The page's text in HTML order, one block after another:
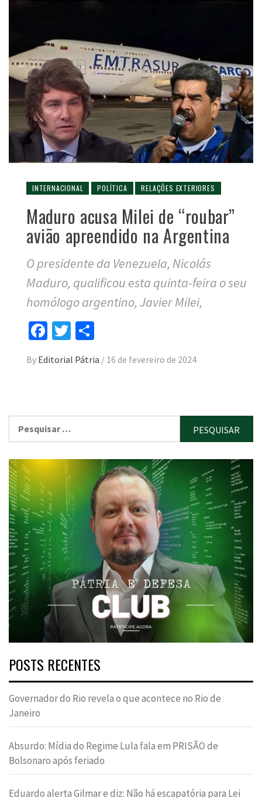
INTERNACIONAL POLÍTICA RELAÇÕES EXTERIORES
Maduro acusa Milei de “roubar”
avião apreendido na Argentina
O presidente da Venezuela, Nicolás
Maduro, qualificou esta quinta-feira o seu
homólogo argentino, Javier Milei,
Facebook
Twitter
By Editorial Pátria / 16 de fevereiro de 2024
por:
POSTS RECENTES
Governador do Rio revela o que acontece no Rio de
Janeiro
Absurdo: Mídia do Regime Lula fala em PRISÃO de
Bolsonaro após feriado
Eduardo alerta Gilmar e diz: Não há escapatória para Lei